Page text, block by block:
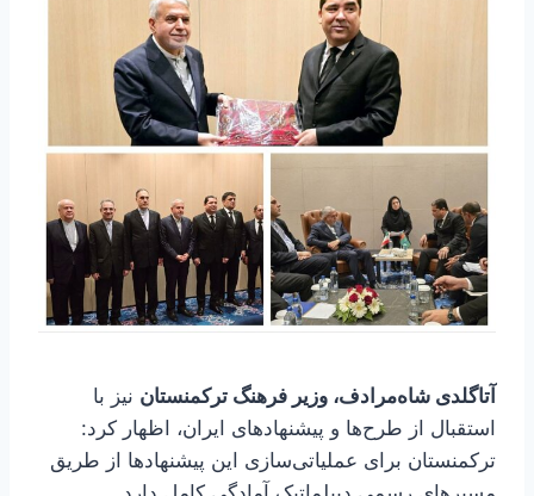
آتاگلدی شاه‌مرادف، وزیر فرهنگ ترکمنستان نیز با
استقبال از طرح‌ها و پیشنهادهای ایران، اظهار کرد:
ترکمنستان برای عملیاتی‌سازی این پیشنهادها از طریق